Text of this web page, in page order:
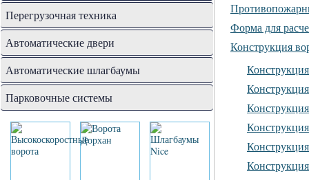
Перегрузочная техника
Автоматические двери
Автоматические шлагбаумы
Парковочные системы
Форма для
Конструкция